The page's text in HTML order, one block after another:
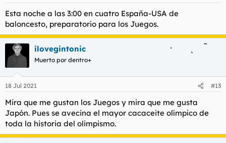
:
Esta noche a las 3:00 en cuatro España-USA de
baloncesto, preparatorio para los Juegos.
ilovegintonic
Muerto por dentro+
18 Jul 2021 #13
Mira que me gustan los Juegos y mira que me gusta
Japón. Pues se avecina el mayor cacaceite olímpico de
toda la historia del olimpismo.